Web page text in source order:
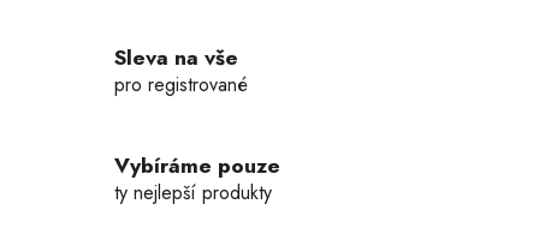
í
p
Sleva na vše
pro registrované
Vybíráme pouze
ty nejlepší produkty